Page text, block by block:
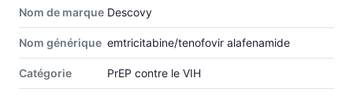
Nom de marque Descovy
Nom générique emtricitabine/tenofovir alafenamide
Catégorie PrEP contre le VIH